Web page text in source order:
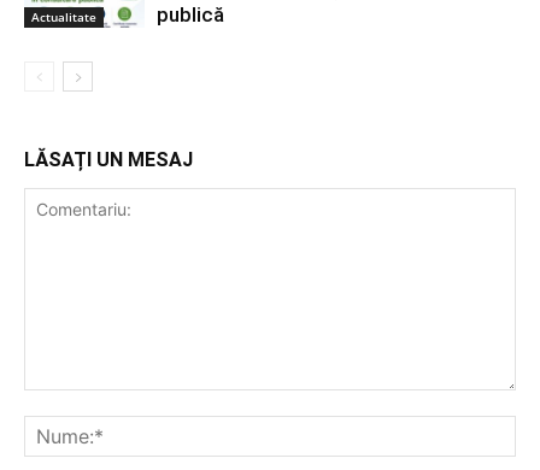
Actualitate
publică
LĂSAȚI UN MESAJ